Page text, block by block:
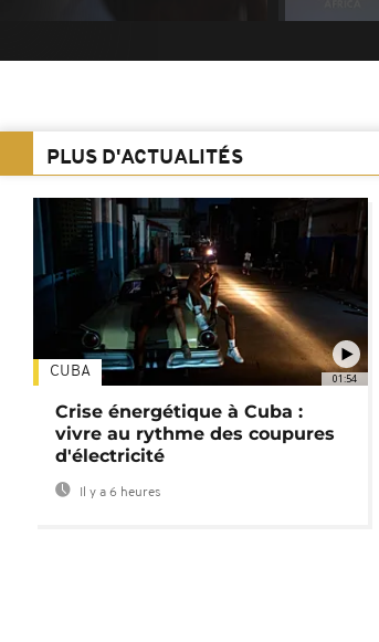
PLUS D'ACTUALITÉS
01:54
CUBA
Crise énergétique à Cuba :
vivre au rythme des coupures
d'électricité
Il y a 6 heures